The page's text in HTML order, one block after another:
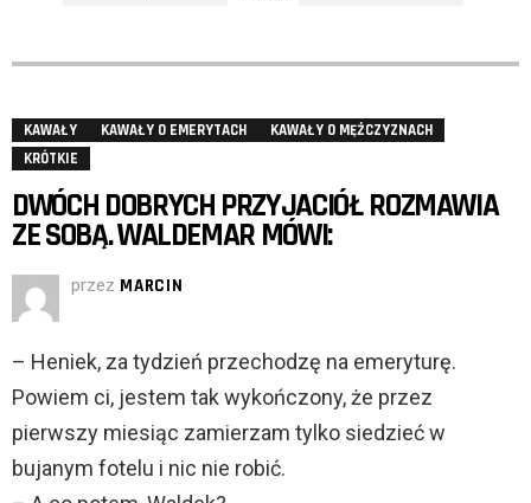
KAWAŁY KAWAŁY O EMERYTACH
KAWAŁY O MĘŻCZYZNACH
KRÓTKIE
DWÓCH DOBRYCH PRZYJACIÓŁ ROZMAWIA
ZE SOBĄ. WALDEMAR MÓWI:
przez MARCIN
– Heniek, za tydzień przechodzę na emeryturę.
Powiem ci, jestem tak wykończony, że przez
pierwszy miesiąc zamierzam tylko siedzieć w
bujanym fotelu i nic nie robić.